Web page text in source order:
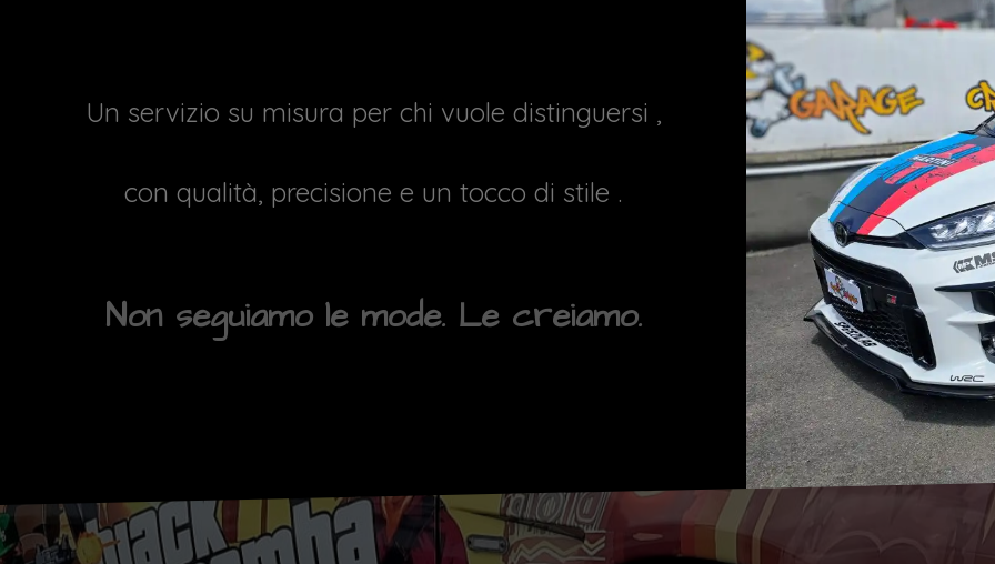
Un servizio su misura per chi vuole distinguersi ,
con qualità, precisione e un tocco di stile .
Non seguiamo le mode. Le creiamo.